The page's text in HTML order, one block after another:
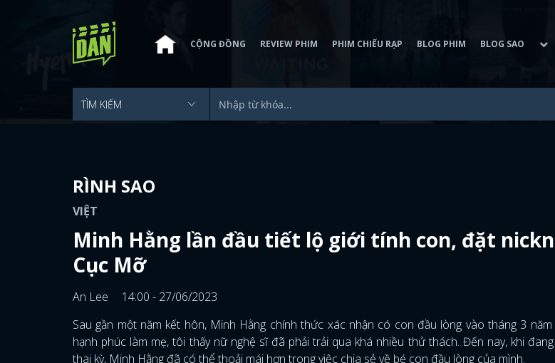
CỘNG ĐỒNG REVIEW PHIM PHIM CHIẾU RẠP BLOG PHIM BLOG SAO
RÌNH SAO
VIỆT
Minh Hằng lần đầu tiết lộ giới tính con, đặt
Cục Mỡ
An Lee
14:00 - 27/06/2023
Sau gần một năm kết hôn, Minh Hằng chính thức xác nhận có con đầu lòng vào tháng 3
hạnh phúc làm mẹ, tôi thấy nữ nghệ sĩ đã phải trải qua khá nhiều thử thách. Đến nay, khi
thai kỳ, Minh Hằng đã có thể thoải mái hơn trong việc chia sẻ về bé con đầu lòng của mình.